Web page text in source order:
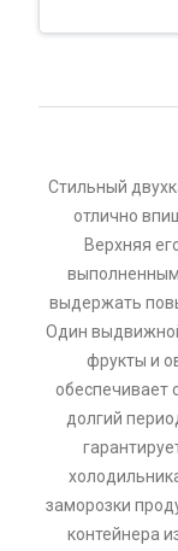
Стильный
отлично
Верхняя
выдержать
Один
фрукты и
обеспечивает
долгий
заморозки
контейнера